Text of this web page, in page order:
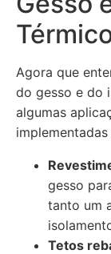
Agora que
do gesso e do
algumas
gesso
tanto um
Tetos